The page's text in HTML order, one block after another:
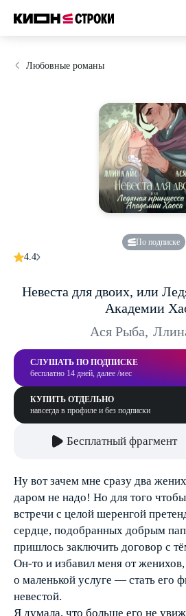
Любовные романы
По подписке
4.4
Невеста для двоих, или
Академии
Ася Рыба,
СЛУШАТЬ ПО ПОДПИСКЕ
бесплатно 14 дней, далее /мес
КУПИТЬ ОТДЕЛЬНО
навсегда в профиле и без подписки
Бесплатный фрагмент
Ну вот зачем мне сразу два
даром не надо! Но для того
встречи с целой шеренгой
сердце, подобранных добрым
пришлось заключить договор с
Он-то и избавил меня от
о маленькой услуге — стать его
невестой.
Я думала, что больше его не